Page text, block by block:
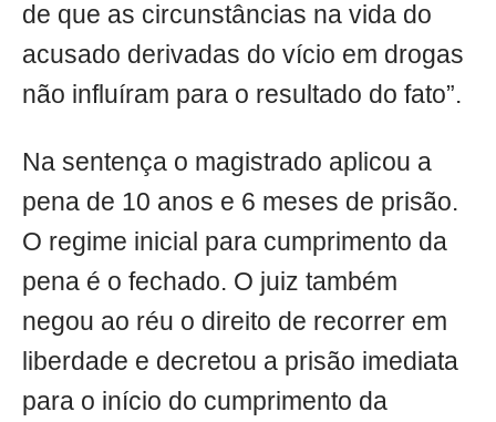
de que as circunstâncias na vida do
acusado derivadas do vício em drogas
não influíram para o resultado do fato”.
Na sentença o magistrado aplicou a
pena de 10 anos e 6 meses de prisão.
O regime inicial para cumprimento da
pena é o fechado. O juiz também
negou ao réu o direito de recorrer em
liberdade e decretou a prisão imediata
para o início do cumprimento da